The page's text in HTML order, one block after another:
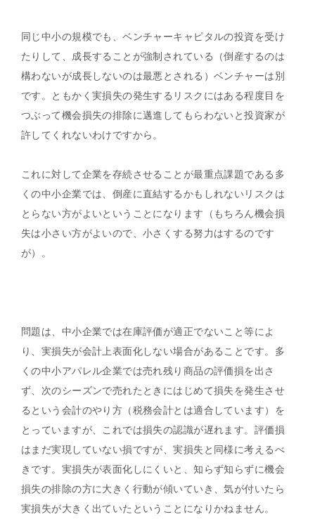
同じ中小の規模でも、ベンチャーキャピタルの投資を受け
たりして、成長することが強制されている（倒産するのは
構わないが成長しないのは最悪とされる）ベンチャーは別
です。ともかく実損失の発生するリスクにはある程度目を
つぶって機会損失の排除に邁進してもらわないと投資家が
許してくれないわけですから。
これに対して企業を存続させることが最重点課題である多
くの中小企業では、倒産に直結するかもしれないリスクは
とらない方がよいということになります（もちろん機会損
失は小さい方がよいので、小さくする努力はするのです
が）。
問題は、中小企業では在庫評価が適正でないこと等によ
り、実損失が会計上表面化しない場合があることです。多
くの中小アパレル企業では売れ残り商品の評価損を出さ
ず、次のシーズンで売れたときにはじめて損失を発生させ
るという会計のやり方（税務会計とは適合しています）を
とっていますが、これでは損失の認識が遅れます。評価損
はまだ実現していない損ですが、実損失と同様に考えるべ
きです。実損失が表面化しにくいと、知らず知らずに機会
損失の排除の方に大きく行動が傾いていき、気が付いたら
実損失が大きく出ていたということになりかねません。